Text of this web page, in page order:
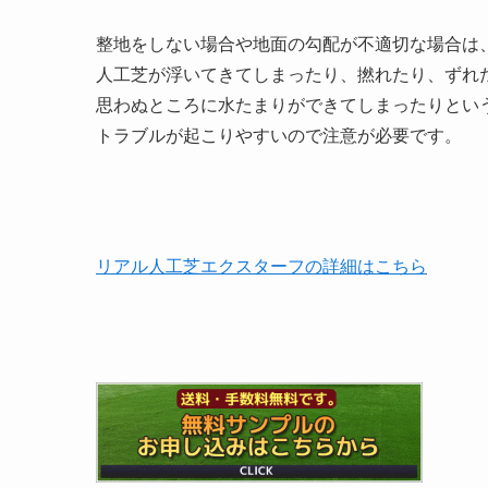
整地をしない場合や地面の勾配が不適切な場合は、
人工芝が浮いてきてしまったり、撚れたり、ずれ
思わぬところに水たまりができてしまったりとい
トラブルが起こりやすいので注意が必要です。
リアル人工芝エクスターフの詳細はこちら